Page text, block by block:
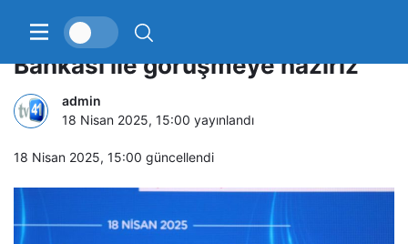
Başkan Büyükakın: “Dünya
Bankası ile görüşmeye hazırız”
admin
18 Nisan 2025, 15:00 yayınlandı
18 Nisan 2025, 15:00 güncellendi